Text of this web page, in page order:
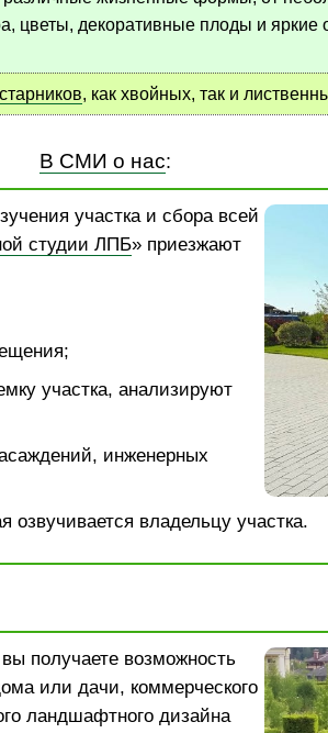
цветы, декоративные плоды и
, как хвойных, так и
В СМИ о нас:
участка и сбора всей
студии ЛПБ» приезжают
участка, анализируют
инженерных
озвучивается владельцу участка.
получаете возможность
или дачи, коммерческого
ландшафтного дизайна